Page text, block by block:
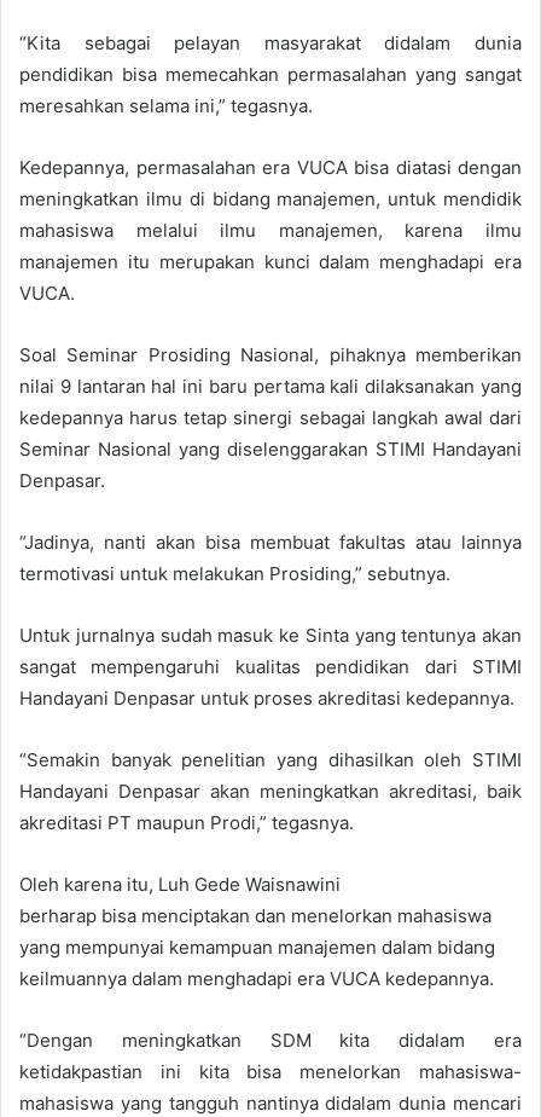
“Kita sebagai pelayan masyarakat didalam dunia
pendidikan bisa memecahkan permasalahan yang sangat
meresahkan selama ini,” tegasnya.
Kedepannya, permasalahan era VUCA bisa diatasi dengan
meningkatkan ilmu di bidang manajemen, untuk mendidik
mahasiswa melalui ilmu manajemen, karena ilmu
manajemen itu merupakan kunci dalam menghadapi era
VUCA.
Soal Seminar Prosiding Nasional, pihaknya memberikan
nilai 9 lantaran hal ini baru pertama kali dilaksanakan yang
kedepannya harus tetap sinergi sebagai langkah awal dari
Seminar Nasional yang diselenggarakan STIMI Handayani
Denpasar.
“Jadinya, nanti akan bisa membuat fakultas atau lainnya
termotivasi untuk melakukan Prosiding,” sebutnya.
Untuk jurnalnya sudah masuk ke Sinta yang tentunya akan
sangat mempengaruhi kualitas pendidikan dari STIMI
Handayani Denpasar untuk proses akreditasi kedepannya.
“Semakin banyak penelitian yang dihasilkan oleh STIMI
Handayani Denpasar akan meningkatkan akreditasi, baik
akreditasi PT maupun Prodi,” tegasnya.
Oleh karena itu, Luh Gede Waisnawini
berharap bisa menciptakan dan menelorkan mahasiswa
yang mempunyai kemampuan manajemen dalam bidang
keilmuannya dalam menghadapi era VUCA kedepannya.
“Dengan meningkatkan SDM kita didalam era
ketidakpastian ini kita bisa menelorkan mahasiswa-
mahasiswa yang tangguh nantinya didalam dunia mencari